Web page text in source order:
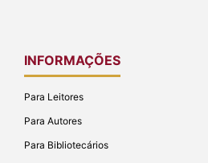
INFORMAÇÕES
Para Leitores
Para Autores
Para Bibliotecários